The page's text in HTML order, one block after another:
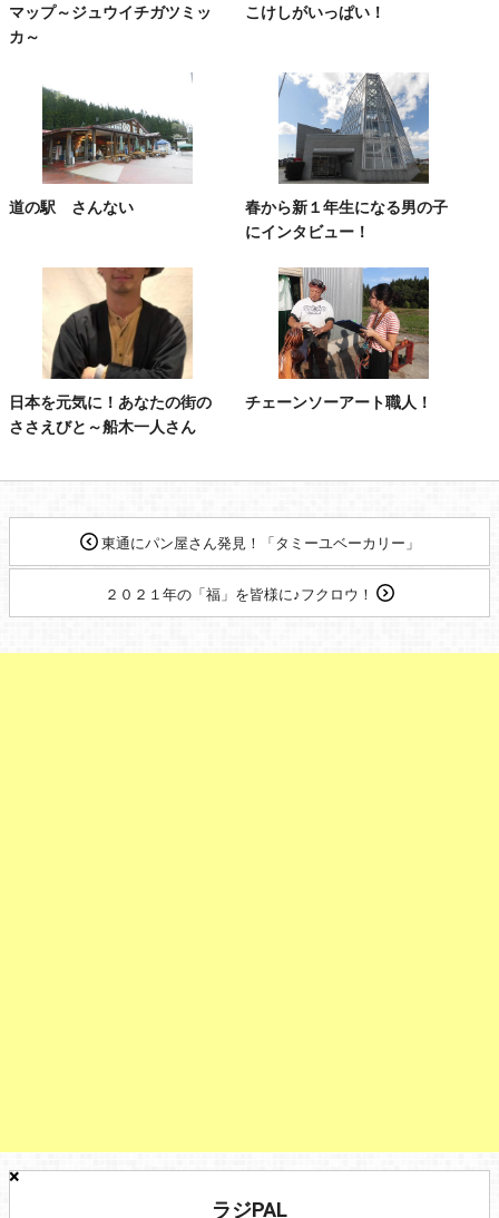
×
マップ～ジュウイチガツミッ
カ～
こけしがいっぱい！
道の駅 さんない
春から新１年生になる男の子
にインタビュー！
日本を元気に！あなたの街の
ささえびと～船木一人さん
チェーンソーアート職人！
東通にパン屋さん発見！「タミーユベーカリー」
２０２１年の「福」を皆様に♪フクロウ！
ラジPAL